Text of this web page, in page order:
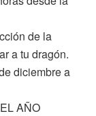
de la
a tu dragón.
diciembre a
AÑO